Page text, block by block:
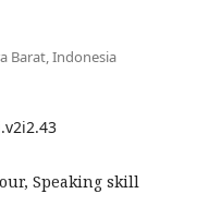
Barat, Indonesia
Speaking skill